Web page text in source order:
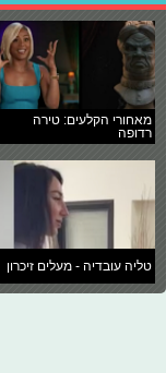
מאחורי הקלעים: טירה
רדופה
טליה עובדיה - מעלים זיכרון